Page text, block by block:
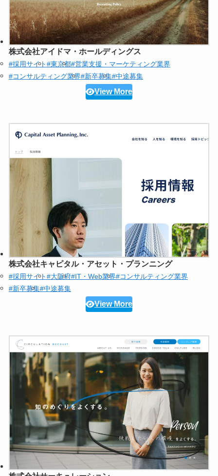
株式会社アイドマ・ホールディングス
#採用サイト#東京都#営業支援・マーケティング業界
#コンサルティング業界#新卒募集#中途募集
View More
株式会社キャピタル・アセット・プランニング
#採用サイト#大阪府#IT・Web業界#コンサルティング業界
#新卒募集#中途募集
View More